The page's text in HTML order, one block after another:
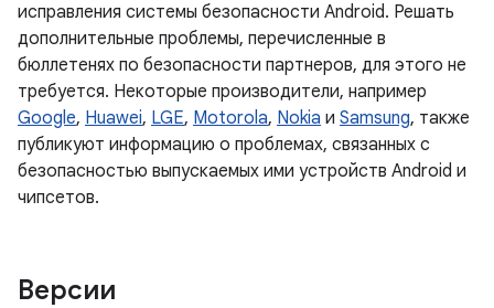
исправления системы безопасности Android. Решать
дополнительные проблемы, перечисленные в
бюллетенях по безопасности партнеров, для этого не
требуется. Некоторые производители, например
Google, Huawei, LGE, Motorola, Nokia и Samsung, также
публикуют информацию о проблемах, связанных с
безопасностью выпускаемых ими устройств Android и
чипсетов.
Версии